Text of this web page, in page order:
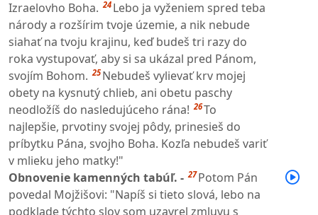
Izraelovho Boha. 24 Lebo ja vyženiem spred teba
národy a rozšírim tvoje územie, a nik nebude
siahať na tvoju krajinu, keď budeš tri razy do
roka vystupovať, aby si sa ukázal pred Pánom,
svojím Bohom. 25 Nebudeš vylievať krv mojej
obety na kysnutý chlieb, ani obetu paschy
neodložíš do nasledujúceho rána! 26To
najlepšie, prvotiny svojej pôdy, prinesieš do
príbytku Pána, svojho Boha. Kozľa nebudeš variť
v mlieku jeho matky!"
Obnovenie kamenných tabúľ. - 27 Potom Pán
povedal Mojžišovi: "Napíš si tieto slová, lebo na
podklade týchto slov som uzavrel zmluvu s